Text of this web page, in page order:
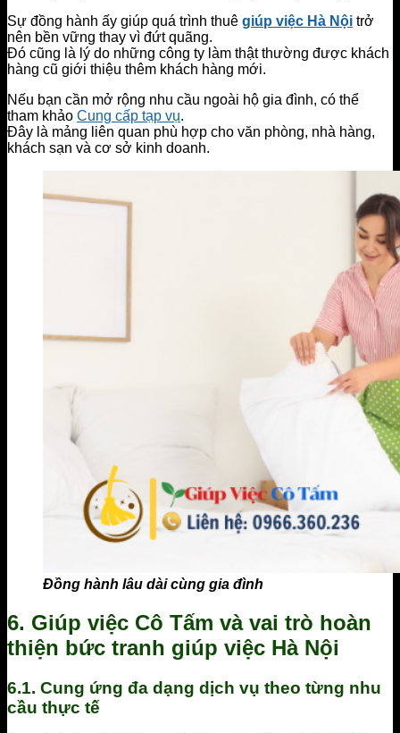
Sự đồng hành ấy giúp quá trình thuê giúp việc Hà Nội trở
nên bền vững thay vì đứt quãng.
Đó cũng là lý do những công ty làm thật thường được khách
hàng cũ giới thiệu thêm khách hàng mới.
Nếu bạn cần mở rộng nhu cầu ngoài hộ gia đình, có thể
tham khảo Cung cấp tạp vụ.
Đây là mảng liên quan phù hợp cho văn phòng, nhà hàng,
khách sạn và cơ sở kinh doanh.
Đồng hành lâu dài cùng gia đình
6. Giúp việc Cô Tấm và vai trò hoàn
thiện bức tranh giúp việc Hà Nội
6.1. Cung ứng đa dạng dịch vụ theo từng nhu
cầu thực tế